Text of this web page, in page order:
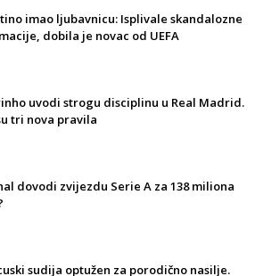
imao ljubavnicu: Isplivale skandalozne
dobila je novac od UEFA
uvodi strogu disciplinu u Real Madrid.
tri nova pravila
dovodi zvijezdu Serie A za 138 miliona
sudija optužen za porodično nasilje.